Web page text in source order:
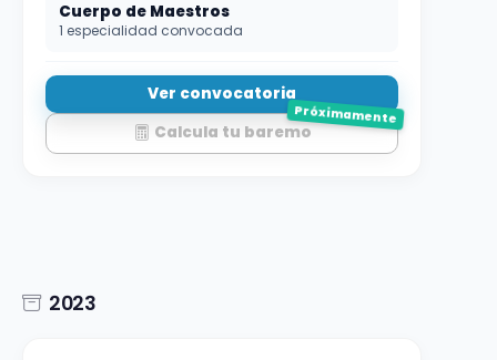
Cuerpo de Maestros
1 especialidad convocada
Ver convocatoria
Calcula tu baremo
Próximamente
2023